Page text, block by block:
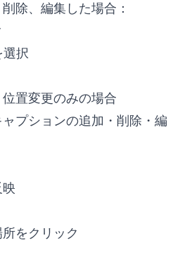
除、編集した場合：
択
位置変更のみの場合
ャプションの追加・削除・編
をクリック